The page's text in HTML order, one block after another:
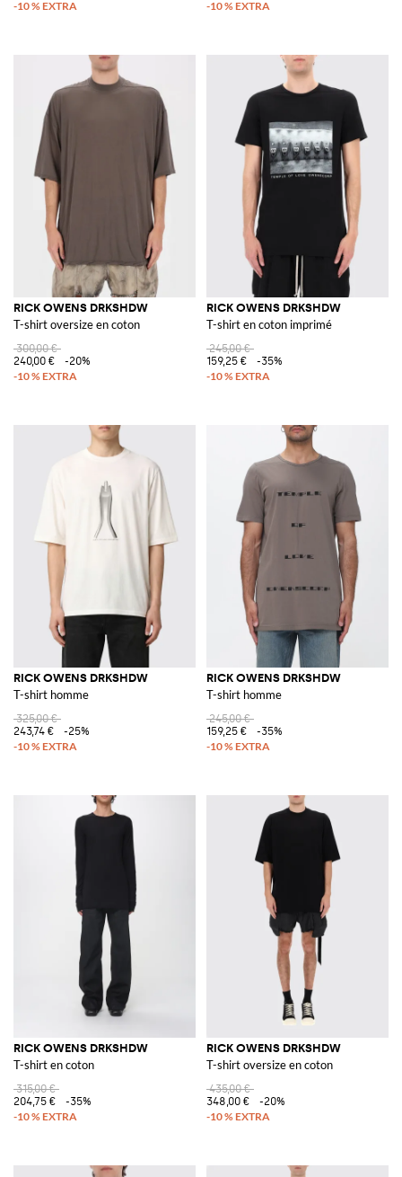
RICK OWENS DRKSHDW
T-shirt oversize en coton
300,00 €
240,00 €
-20%
RICK OWENS DRKSHDW
T-shirt en coton imprimé
245,00 €
159,25 €
-35%
RICK OWENS DRKSHDW
T-shirt homme
325,00 €
243,74 €
-25%
RICK OWENS DRKSHDW
T-shirt homme
245,00 €
159,25 €
-35%
RICK OWENS DRKSHDW
T-shirt en coton
315,00 €
204,75 €
-35%
RICK OWENS DRKSHDW
T-shirt oversize en coton
435,00 €
348,00 €
-20%